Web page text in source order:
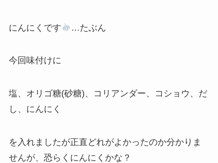
にんにくです …たぶん
今回味付けに
塩、オリゴ糖(砂糖)、コリアンダー、コショウ、だ
し、にんにく
を入れましたが正直どれがよかったのか分かりま
せんが、恐らくにんにくかな？